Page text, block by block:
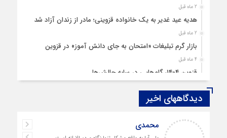
2 ماه قبل
هدیه عید غدیر به یک خانواده قزوینی؛ مادر از زندان آزاد شد
2 ماه قبل
بازار گرم تبلیغات «امتحان به جای دانش‌ آموز» در قزوین
4 ماه قبل
قزوین ۱۴۰۴، گام‌هایی در سایه چالش‌ها
چهارشنبه‌ سوری بی‌غوغا
مردم قزوین زیر آوار گرانی مسکن
دیدگاههای اخیر
محمدی